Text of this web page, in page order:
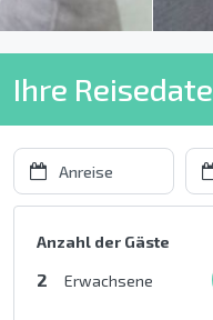
Ihre
Anzahl der Gäste
2 Erwachsene